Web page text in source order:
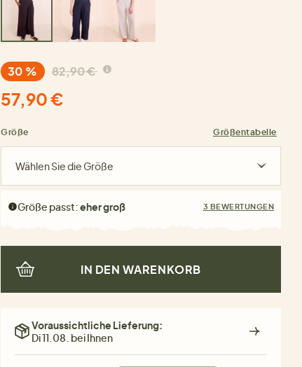
30 % 82,90 €
57,90 €
Größe Größentabelle
Wählen Sie die Größe
Größe passt:eher groß 3 BEWERTUNGEN
IN DEN WARENKORB
Voraussichtliche Lieferung:
Di 11.08. bei Ihnen